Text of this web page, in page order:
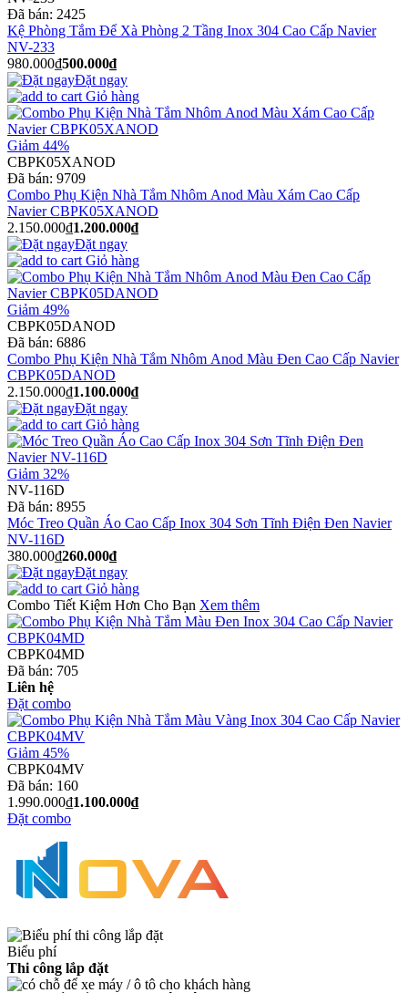
Đã bán: 2425
Kệ Phòng Tắm Để Xà Phòng 2 Tầng Inox 304 Cao Cấp Navier
NV-233
980.000₫500.000₫
Đặt ngay
Giỏ hàng
Giảm 44%
CBPK05XANOD
Đã bán: 9709
Combo Phụ Kiện Nhà Tắm Nhôm Anod Màu Xám Cao Cấp
Navier CBPK05XANOD
2.150.000₫1.200.000₫
Đặt ngay
Giỏ hàng
Giảm 49%
CBPK05DANOD
Đã bán: 6886
Combo Phụ Kiện Nhà Tắm Nhôm Anod Màu Đen Cao Cấp Navier
CBPK05DANOD
2.150.000₫1.100.000₫
Đặt ngay
Giỏ hàng
Giảm 32%
NV-116D
Đã bán: 8955
Móc Treo Quần Áo Cao Cấp Inox 304 Sơn Tĩnh Điện Đen Navier
NV-116D
380.000₫260.000₫
Đặt ngay
Giỏ hàng
Combo Tiết Kiệm Hơn Cho Bạn Xem thêm
CBPK04MD
Đã bán: 705
Liên hệ
Đặt combo
Giảm 45%
CBPK04MV
Đã bán: 160
1.990.000₫1.100.000₫
Đặt combo
Biểu phí
Thi công lắp đặt